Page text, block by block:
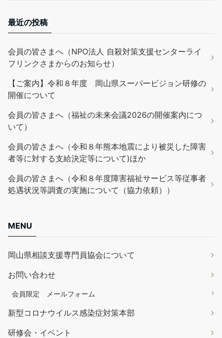
最近の投稿
会員の皆さまへ（NPO法人 自殺対策支援センターライ
フリンクさまからのお知らせ）
【ご案内】令和８年度 岡山県スーパービジョン研修の
開催について
会員の皆さまへ（福祉の未来会議2026の開催案内につ
いて）
会員の皆さまへ（令和８年熊本地震により被災した障害
者等に対する支給決定等について)ほか
会員の皆さまへ（令和８年度障害福祉サービス等従事者
処遇状況等調査の実施について（協力依頼））
MENU
岡山県相談支援専門員協会について
お問い合わせ
会員限定 メールフォーム
新型コロナウイルス感染症対策本部
研修会・イベント